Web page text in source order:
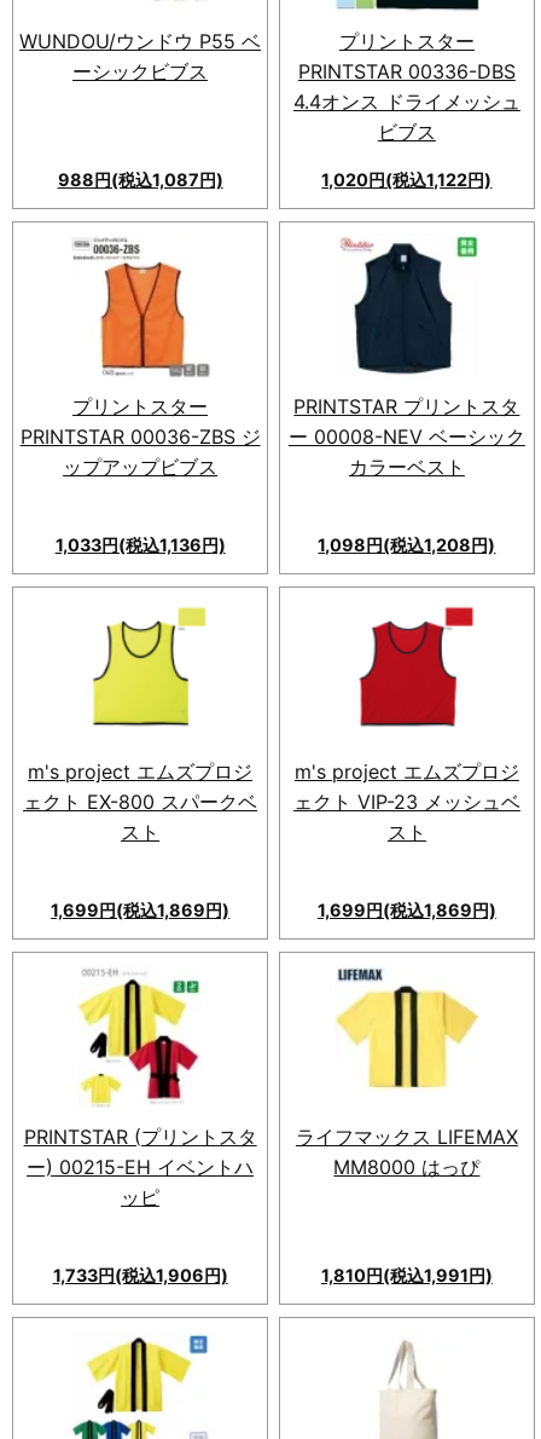
WUNDOU/ウンドウ P55 ベ
ーシックビブス
988円(税込1,087円)
プリントスター
PRINTSTAR 00336-DBS
4.4オンス ドライメッシュ
ビブス
1,020円(税込1,122円)
最新テクノロジー搭載！ドライ
メッシュビブス。吸汗速乾で快
適さ抜群。軽量＆通気性◎、多
彩な活動に対応。
プリントスター
PRINTSTAR 00036-ZBS ジ
ップアップビブス
1,033円(税込1,136円)
00036-ZBS ジップアップビブ
ス。脱着＆重ね着しやすいファ
スナー付きビブス。ポリエステ
ルメッシュ生地で通気性抜群。
エーション7色、男女兼用。
PRINTSTAR プリントスタ
ー 00008-NEV ベーシック
カラーベスト
1,098円(税込1,208円)
m's project エムズプロジ
ェクト EX-800 スパークベ
スト
1,699円(税込1,869円)
m's project エムズプロジ
ェクト VIP-23 メッシュベ
スト
1,699円(税込1,869円)
PRINTSTAR (プリントスタ
ー) 00215-EH イベントハ
ッピ
1,733円(税込1,906円)
ライフマックス LIFEMAX
MM8000 はっぴ
1,810円(税込1,991円)